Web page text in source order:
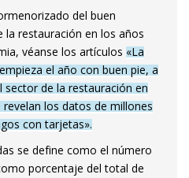
del buen
restauración en los años
véanse los artículos «La
el año con buen pie, a
sector de la restauración en
revelan los datos de millones
con tarjetas».
se define como el número
porcentaje del total de